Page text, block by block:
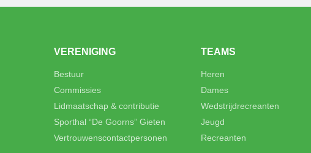
VERENIGING
Bestuur
Commissies
Lidmaatschap & contributie
Sporthal “De Goorns” Gieten
Vertrouwenscontactpersonen
TEAMS
Heren
Dames
Wedstrijdrecreanten
Jeugd
Recreanten